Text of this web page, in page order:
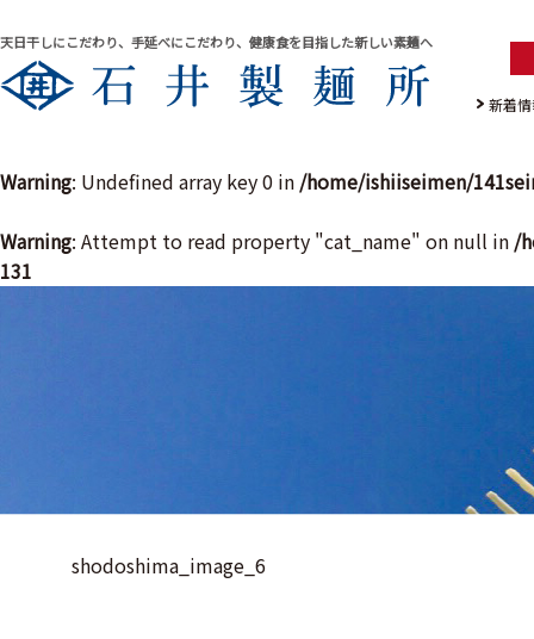
天日干しにこだわり、手延べにこだわり、健康食を目指した新しい素麺へ
新着
Warning: Undefined array key 0 in /home/ishiiseimen/
Warning: Attempt to read property "cat_name" on null in /
131
shodoshima_image_6